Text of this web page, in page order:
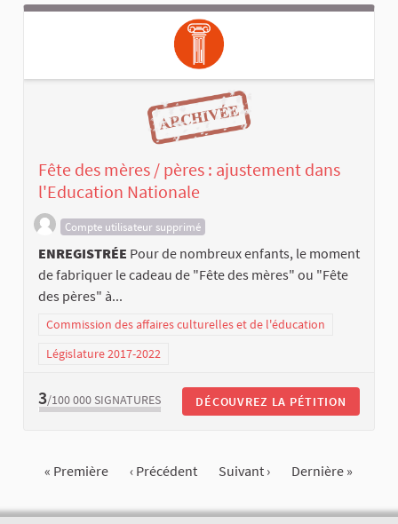
Fête des mères / pères : ajustement dans
l'Education Nationale
Compte utilisateur supprimé
ENREGISTRÉE Pour de nombreux enfants, le moment
de fabriquer le cadeau de "Fête des mères" ou "Fête
des pères" à...
Commission des affaires culturelles et de l'éducation
Législature 2017-2022
3/100 000 SIGNATURES DÉCOUVREZ LA PÉTITION
« Première ‹ Précédent Suivant › Dernière »